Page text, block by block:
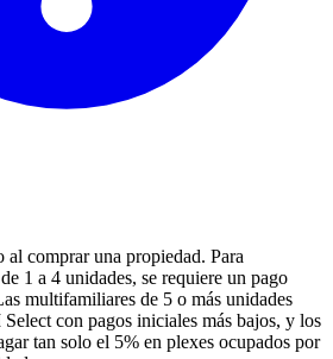
comprar una propiedad. Para
1 a 4 unidades, se requiere un pago
multifamiliares de 5 o más unidades
con pagos iniciales más bajos, y los
tan solo el 5% en plexes ocupados por